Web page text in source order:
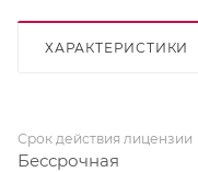
ХАРАКТЕРИСТИКИ
Срок действия лицензии
Бессрочная